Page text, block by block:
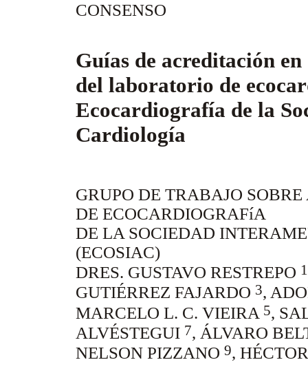
CONSENSO
Guías de acreditación
del laboratorio de
Ecocardiografía de la
Cardiología
GRUPO DE TRABAJO
DE ECOCARDIOGRAFíA
DE LA SOCIEDAD
(ECOSIAC)
DRES. GUSTAVO RESTREPO 1
GUTIÉRREZ FAJARDO 3,
MARCELO L. C. VIEIRA 5,
ALVÉSTEGUI 7, ÁLVARO
NELSON PIZZANO 9,